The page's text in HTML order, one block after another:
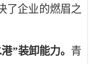
了企业的燃眉之
”装卸能力。 青